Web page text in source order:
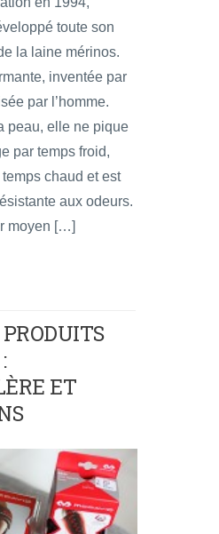
toute son
la laine mérinos.
inventée par
par l’homme.
peau, elle ne pique
par temps froid,
chaud et est
aux odeurs.
moyen […]
ET